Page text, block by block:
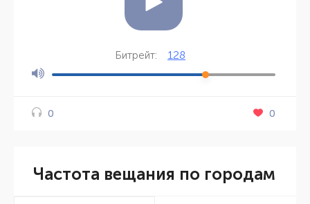
Битрейт: 128
0 0
Частота вещания по городам